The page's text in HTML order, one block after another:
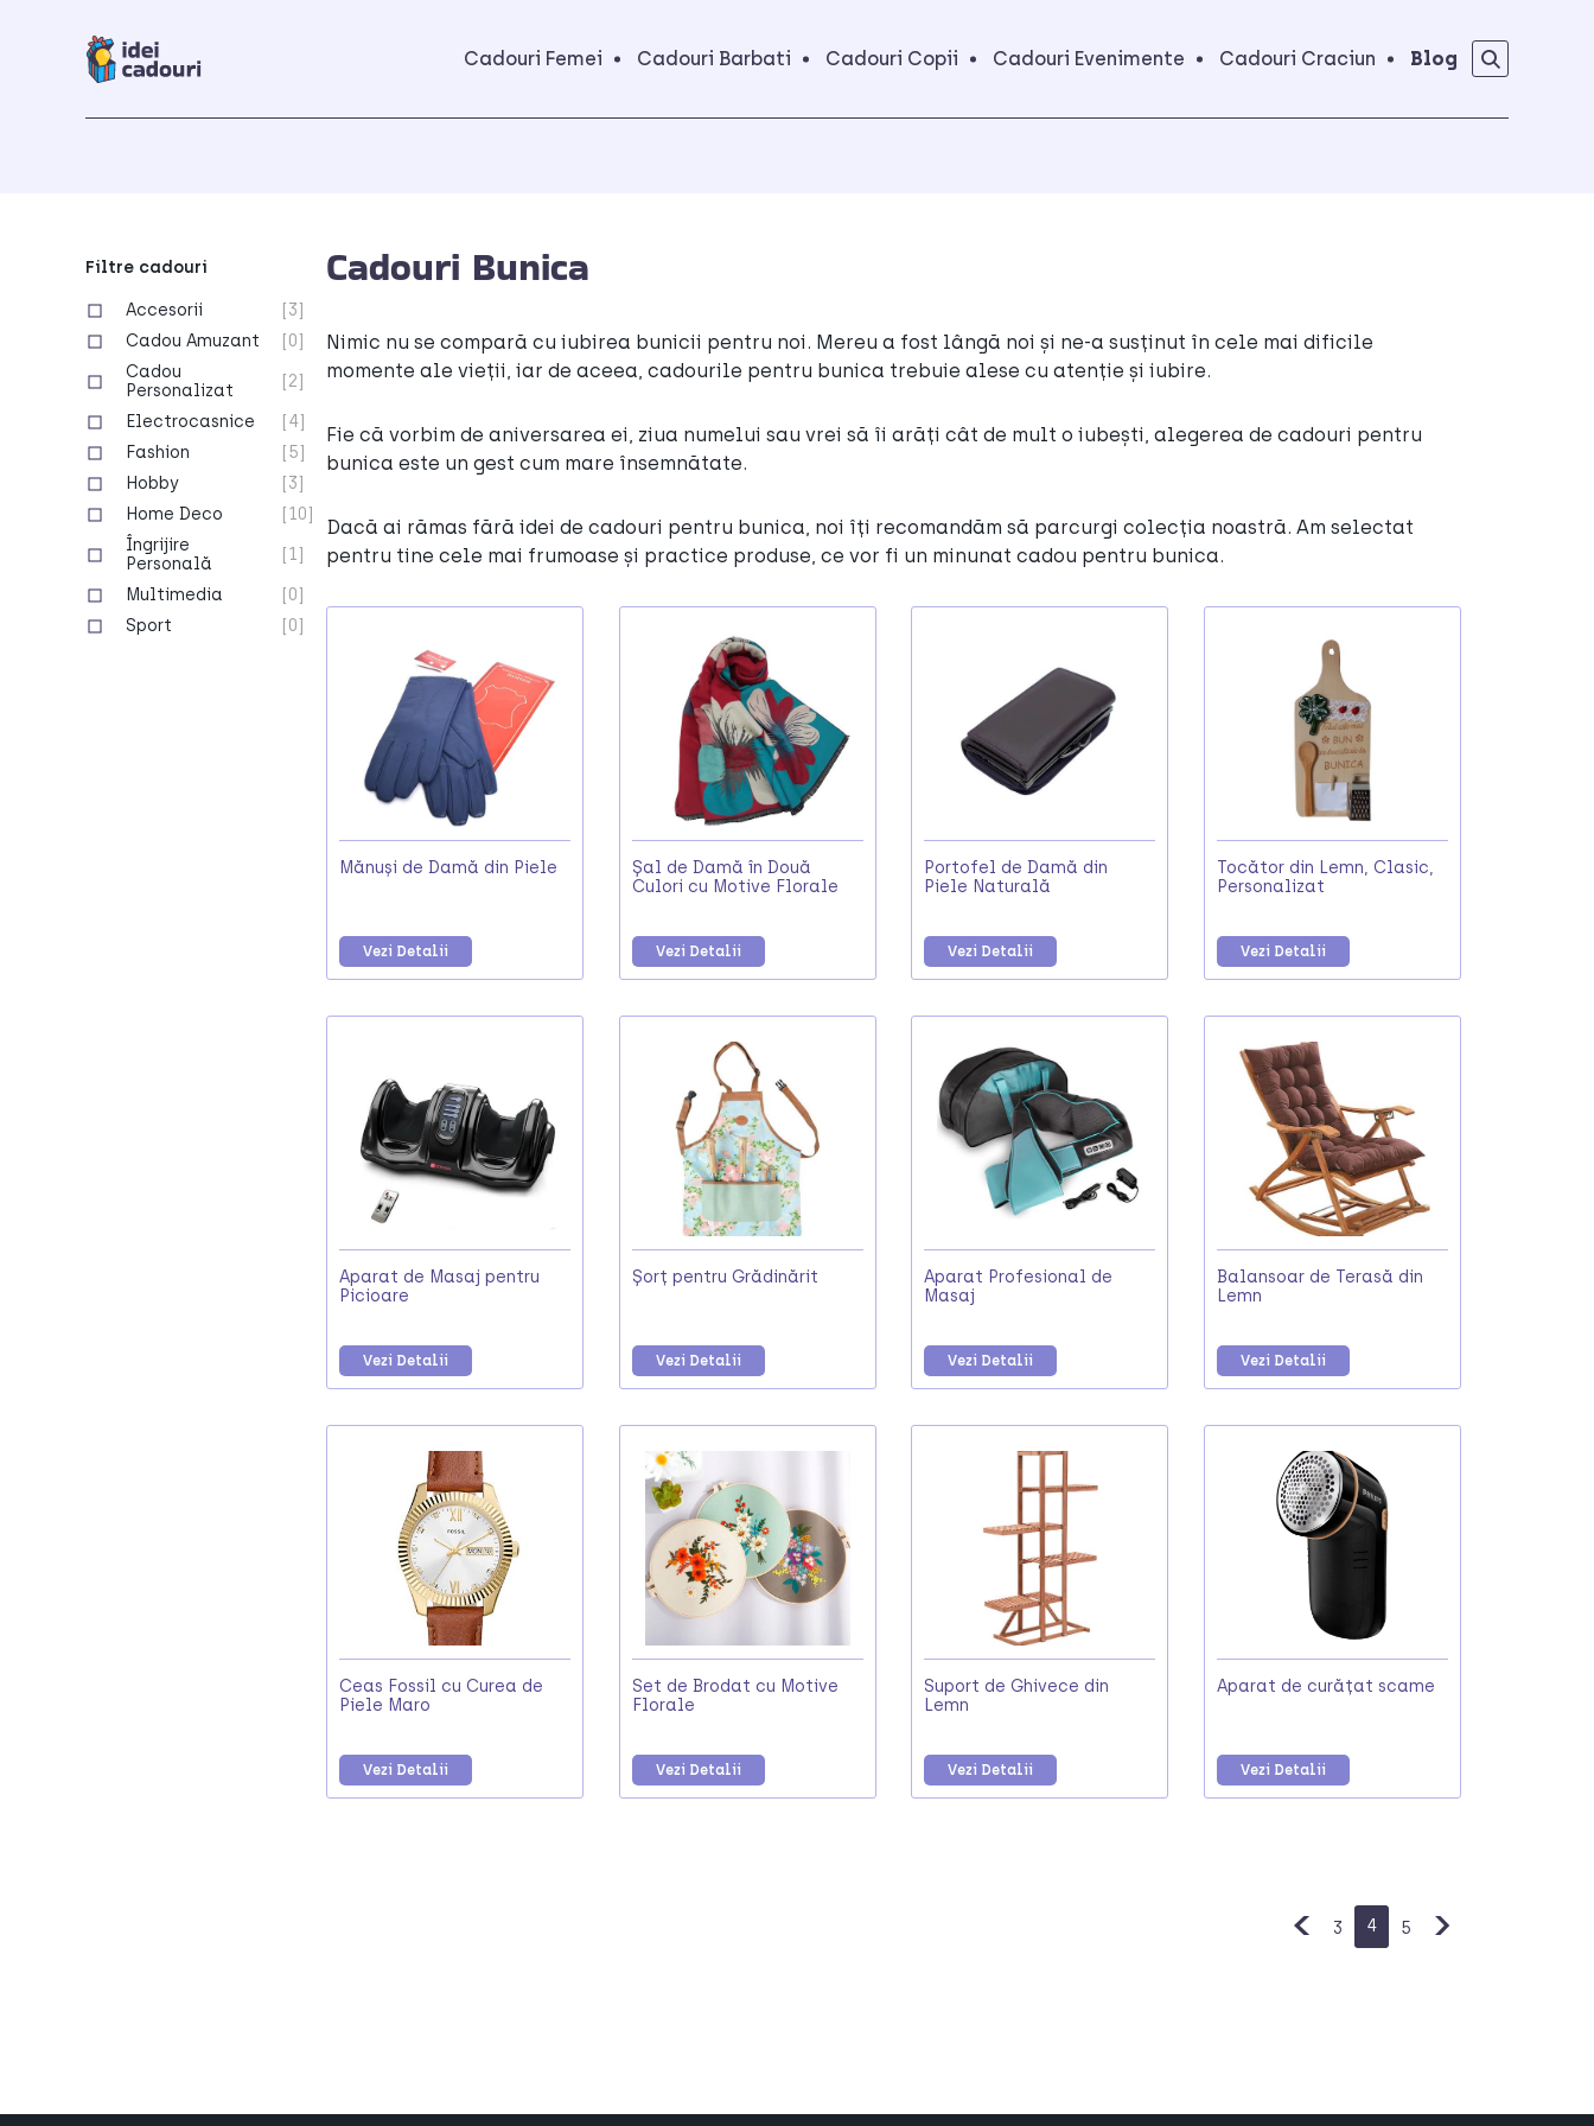
Cadouri Femei Cadouri Barbati Cadouri Copii Cadouri Evenimente Cadouri Craciun Blog
Filtre cadouri
Accesorii
[3]
Cadou Amuzant
[0]
Cadou
Personalizat
[2]
Electrocasnice
[4]
Fashion
[5]
Hobby
[3]
Home Deco
[10]
Îngrijire
Personală
[1]
Multimedia
[0]
Sport
[0]
Cadouri Bunica
Nimic nu se compară cu iubirea bunicii pentru noi. Mereu a fost lângă noi și ne-a susținut în cele mai dificile
momente ale vieții, iar de aceea, cadourile pentru bunica trebuie alese cu atenție și iubire.
Fie că vorbim de aniversarea ei, ziua numelui sau vrei să îi arăți cât de mult o iubești, alegerea de cadouri pentru
bunica este un gest cum mare însemnătate.
Dacă ai rămas fără idei de cadouri pentru bunica, noi îți recomandăm să parcurgi colecția noastră. Am selectat
pentru tine cele mai frumoase și practice produse, ce vor fi un minunat cadou pentru bunica.
Mănuși de Damă din Piele
Vezi Detalii
Șal de Damă în Două
Culori cu Motive Florale
Vezi Detalii
Portofel de Damă din
Piele Naturală
Vezi Detalii
Tocător din Lemn, Clasic,
Personalizat
Vezi Detalii
Aparat de Masaj pentru
Picioare
Vezi Detalii
Șorț pentru Grădinărit
Vezi Detalii
Aparat Profesional de
Masaj
Vezi Detalii
Balansoar de Terasă din
Lemn
Vezi Detalii
Ceas Fossil cu Curea de
Piele Maro
Vezi Detalii
Set de Brodat cu Motive
Florale
Vezi Detalii
Suport de Ghivece din
Lemn
Vezi Detalii
Aparat de curățat scame
Vezi Detalii
3 4 5